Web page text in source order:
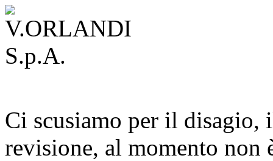
Ci scusiamo per il disagio,
revisione, al momento non